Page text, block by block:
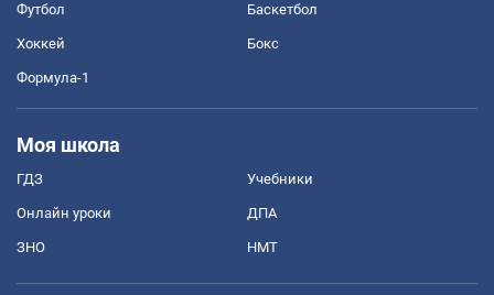
Футбол Баскетбол
Хоккей Бокс
Формула-1
Моя школа
ГДЗ Учебники
Онлайн уроки ДПА
ЗНО НМТ